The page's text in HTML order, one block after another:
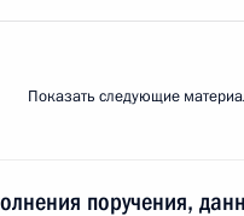
Показать следующие
поручения,